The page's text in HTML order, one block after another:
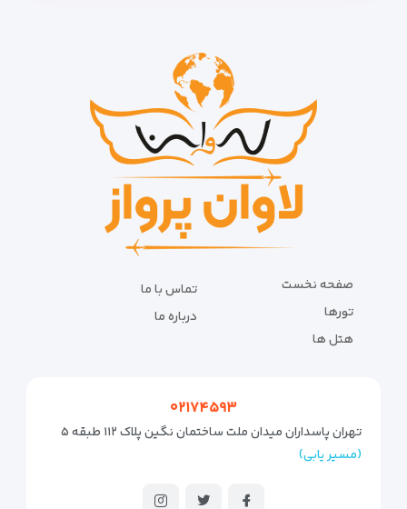
صفحه نخست
تورها
هتل ها
تماس با ما
درباره ما
۰۲۱۷۴۵۹۳
تهران پاسداران میدان ملت ساختمان نگین پلاک ۱۱۲ طبقه ۵
(مسیر یابی)